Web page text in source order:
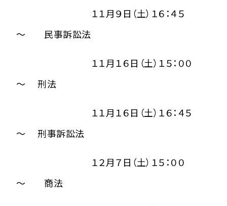
１１月９日（土）１６：４５
～ 民事訴訟法
１１月１６日（土）１５：００
～ 刑法
１１月１６日（土）１６：４５
～ 刑事訴訟法
１２月７日（土）１５：００
～ 商法